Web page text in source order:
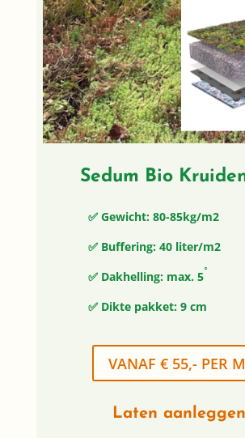
Sedum Bio
✅ Gewicht: 80-85kg/m2
✅ Buffering: 40 liter/m2
✅ Dakhelling: max. 5
◦
✅ Dikte pakket: 9 cm
VANAF € 55,- PER
Laten